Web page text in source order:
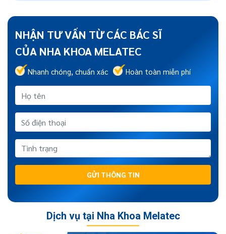
NHẬN TƯ VẤN TỪ CÁC BÁC SĨ
CỦA NHA KHOA MELATEC
Nhanh chóng, chuẩn xác Hoàn toàn miễn phí
GỬI THÔNG TIN
Dịch vụ tại Nha Khoa Melatec